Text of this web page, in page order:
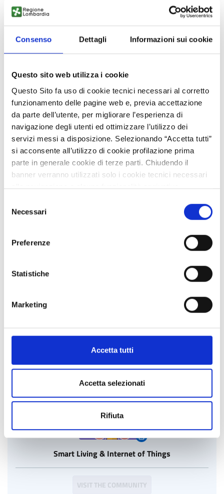
Consenso Dettagli Informazioni sui cookie
Questo sito web utilizza i cookie
Questo Sito fa uso di cookie tecnici necessari al corretto
funzionamento delle pagine web e, previa accettazione
da parte dell’utente, per migliorare l’esperienza di
navigazione degli utenti ed ottimizzare l’utilizzo dei
servizi messi a disposizione. Selezionando “Accetta tutti”
si acconsente all’utilizzo di cookie profilazione prima
parte in generale cookie di terze parti. Chiudendo il
banner verranno utilizzati solo i cookie tecnici necessari
alla navigazione e alcune funzionalità aggiuntive
Per conoscere i dettagli, consulta la nostra cookie policy.
https://www.openinnovation.regione.lombardia.it/it/co
https://www.openinnovation.regione.lombardia.it/it/pr
delNecessari
Preferenze
Statistiche
Marketing
Accetta tutti
Accetta selezionati
Rifiuta
OPEN RESET - Ricerca e Sviluppo nel Tessile del Futuro
Sostenibile
VISIT THE COMMUNITY
VISIT THE COMMUNITY
Smart Living & Internet of Things
VISIT THE COMMUNITY